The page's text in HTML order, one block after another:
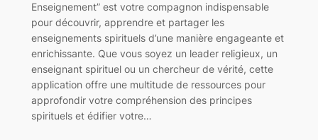
Enseignement” est votre compagnon indispensable
pour découvrir, apprendre et partager les
enseignements spirituels d’une manière engageante et
enrichissante. Que vous soyez un leader religieux, un
enseignant spirituel ou un chercheur de vérité, cette
application offre une multitude de ressources pour
approfondir votre compréhension des principes
spirituels et édifier votre…